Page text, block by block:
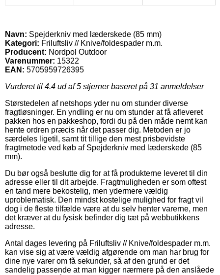
Navn: Spejderkniv med læderskede (85 mm)
Kategori: Friluftsliv // Knive/foldespader m.m.
Producent: Nordpol Outdoor
Varenummer: 15322
EAN: 5705959726395
Vurderet til 4.4 ud af 5 stjerner baseret på 31 anmeldelser
Størstedelen af netshops yder nu om stunder diverse
fragtløsninger. En yndling er nu om stunder at få afleveret
pakken hos en pakkeshop, fordi du på den måde nemt kan
hente ordren præcis når det passer dig. Metoden er jo
særdeles ligetil, samt tit tillige den mest prisbevidste
fragtmetode ved køb af Spejderkniv med læderskede (85
mm).
Du bør også beslutte dig for at få produkterne leveret til din
adresse eller til dit arbejde. Fragtmuligheden er som oftest
en tand mere bekostelig, men ydermere vældig
uproblematisk. Den mindst kostelige mulighed for fragt vil
dog i de fleste tilfælde være at du selv henter varerne, men
det kræver at du fysisk befinder dig tæt på webbutikkens
adresse.
Antal dages levering på Friluftsliv // Knive/foldespader m.m.
kan vise sig at være vældig afgørende om man har brug for
dine nye varer om få sekunder, så af den grund er det
sandelig passende at man kigger nærmere på den anslåede